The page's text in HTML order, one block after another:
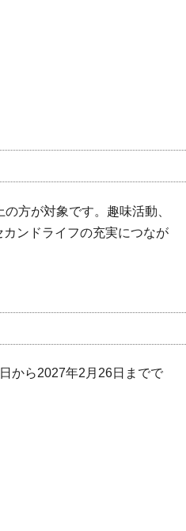
方が対象です。趣味活動、
ンドライフの充実につなが
から2027年2月26日までで